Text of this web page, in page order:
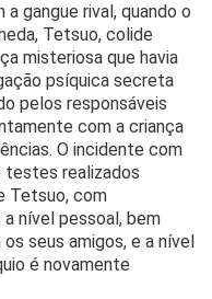
gangue rival, quando o
Tetsuo, colide
misteriosa que havia
psíquica secreta
pelos responsáveis
com a criança
O incidente com
testes realizados
Tetsuo, com
nível pessoal, bem
seus amigos, e a nível
é novamente